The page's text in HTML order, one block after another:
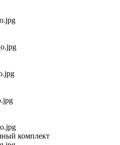
комплект